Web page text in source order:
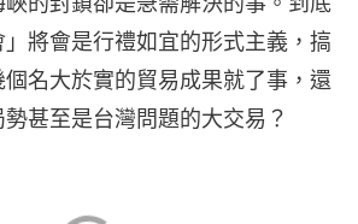
將會是行禮如宜的形式主義，搞
名大於實的貿易成果就了事，還
甚至是台灣問題的大交易？